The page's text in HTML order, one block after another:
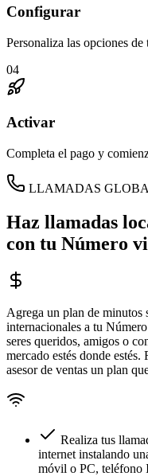
Configurar
Personaliza las opciones
04
Activar
Completa el pago y
LLAMADAS
Haz llamadas
con tu Número
Agrega un plan de minutos
internacionales a tu
seres queridos, amigos o
mercado estés donde
asesor de ventas un plan
Realiza tus
internet instalando
móvil o PC, teléfono